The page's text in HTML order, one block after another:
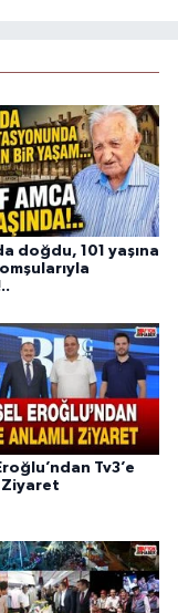
doğdu, 101 yaşına
Tv3’e
Ziyaret